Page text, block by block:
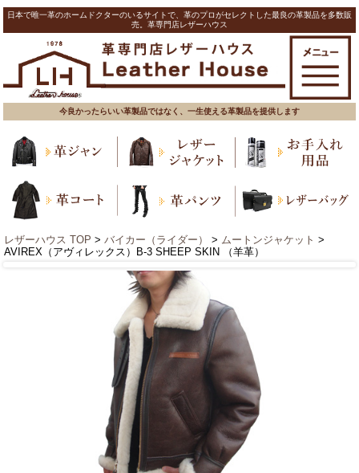
日本で唯一革のホームドクターのいるサイトで、革のプロがセレクトした最良の革製品を多数販
売。革専門店レザーハウス
今良かったらいい革製品ではなく、一生使える革製品を提供します
レザーハウス TOP > バイカー（ライダー） > ムートンジャケット >
AVIREX（アヴィレックス）B-3 SHEEP SKIN （羊革）